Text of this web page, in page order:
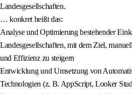
Landesgesellschaften.
… konkret heißt das:
Analyse und Optimierung bestehender
Landesgesellschaften, mit dem Ziel,
und Effizienz zu steigern
Entwicklung und Umsetzung von
Technologien (z. B. AppScript, Looker